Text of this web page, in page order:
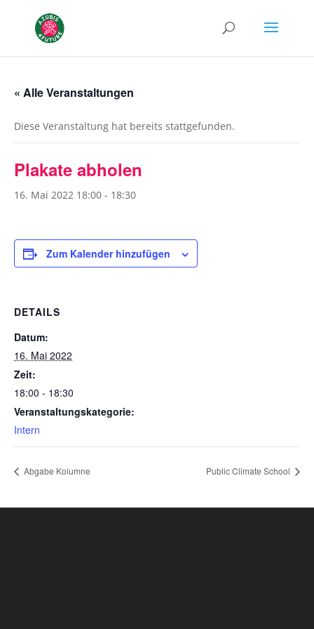
« Alle Veranstaltungen
Diese Veranstaltung hat bereits stattgefunden.
Plakate abholen
16. Mai 2022 18:00 - 18:30
Zum Kalender hinzufügen
DETAILS
Datum:
16. Mai 2022
Zeit:
18:00 - 18:30
Veranstaltungskategorie:
Intern
Abgabe Kolumne Public Climate School